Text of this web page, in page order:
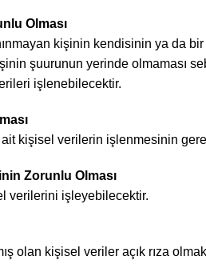
Olması
kişinin kendisinin ya da
şuurunun yerinde olmaması
işlenebilecektir.
kişisel verilerin işlenmesinin
Zorunlu Olması
verilerini işleyebilecektir.
olan kişisel veriler açık rıza